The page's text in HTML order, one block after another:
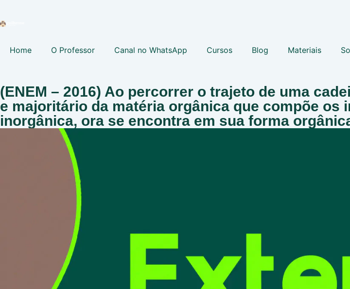
Home O Professor Canal no WhatsApp Cursos Blog Materiais
(ENEM – 2016) Ao percorrer o trajeto de uma
e majoritário da matéria orgânica que compõe
inorgânica, ora se encontra em sua forma